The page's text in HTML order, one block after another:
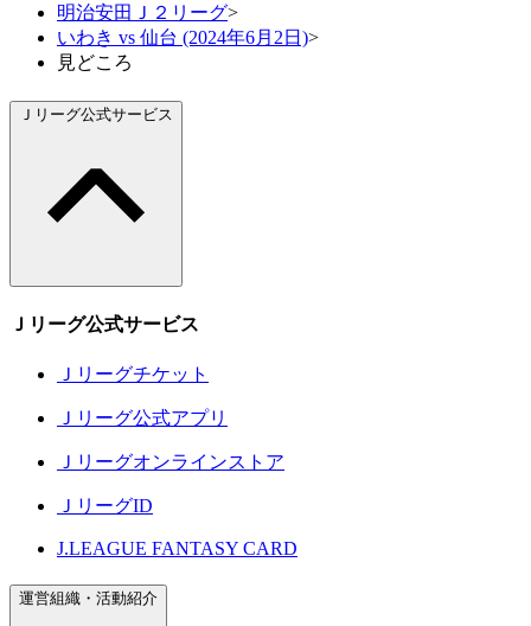
明治安田Ｊ２リーグ>
いわき vs 仙台 (2024年6月2日)>
見どころ
Ｊリーグ公式サービス
Ｊリーグ公式サービス
Ｊリーグチケット
Ｊリーグ公式アプリ
Ｊリーグオンラインストア
ＪリーグID
J.LEAGUE FANTASY CARD
運営組織・活動紹介